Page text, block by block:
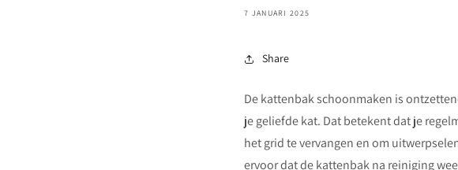
7 JANUARI 2025
Share
De kattenbak schoonmaken is
je geliefde kat. Dat betekent dat je
het grid te vervangen en om
ervoor dat de kattenbak na reiniging